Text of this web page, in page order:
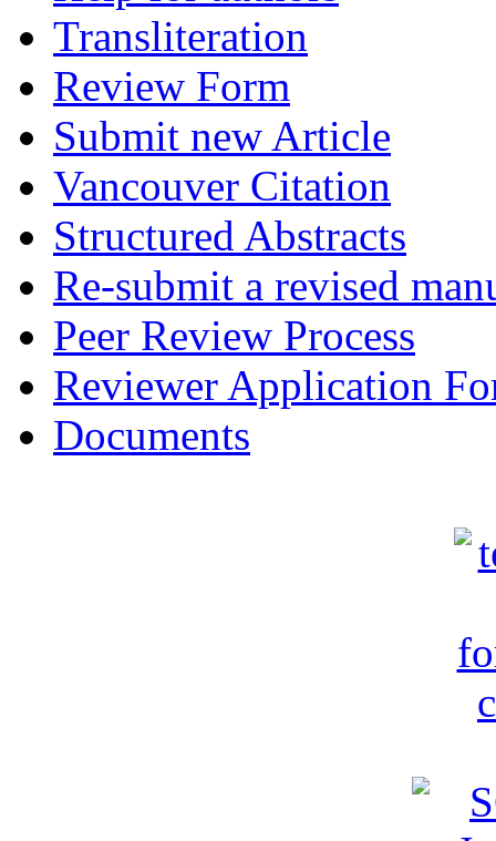
Transliteration
Review Form
Submit new Article
Vancouver Citation
Structured Abstracts
Re-submit a revised
Peer Review Process
Reviewer Application
Documents